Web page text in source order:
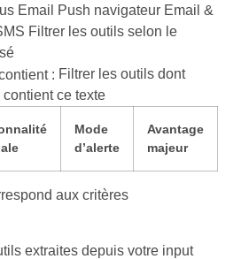
Email Push navigateur Email &
Filtrer les outils selon le
: Filtrer les outils dont
contient ce texte
Mode
d’alerte
Avantage
majeur
aux critères
extraites depuis votre input